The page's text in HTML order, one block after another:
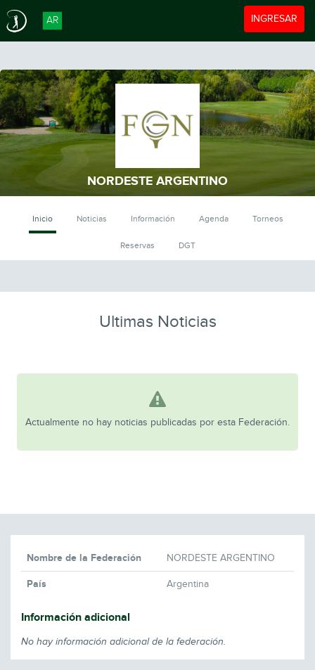
Toggle
INGRESAR
AR
NORDESTE ARGENTINO
Inicio Noticias Información Agenda Torneos
Reservas DGT
Ultimas Noticias
Actualmente no hay noticias publicadas por esta Federación.
Nombre de la Federación NORDESTE ARGENTINO
País Argentina
Información adicional
No hay información adicional de la federación.